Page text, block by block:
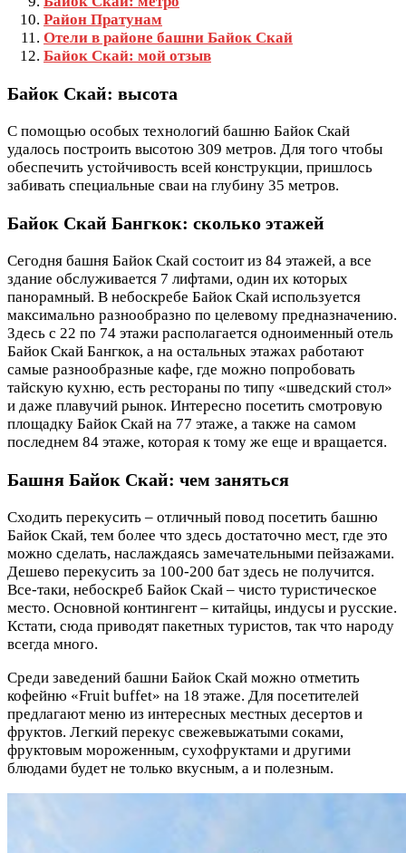
Район Пратунам
Отели в районе башни Байок Скай
Байок Скай: мой отзыв
Байок Скай: высота
С помощью особых технологий башню Байок Скай
удалось построить высотою 309 метров. Для того чтобы
обеспечить устойчивость всей конструкции, пришлось
забивать специальные сваи на глубину 35 метров.
Байок Скай Бангкок: сколько этажей
Сегодня башня Байок Скай состоит из 84 этажей, а все
здание обслуживается 7 лифтами, один их которых
панорамный. В небоскребе Байок Скай используется
максимально разнообразно по целевому предназначению.
Здесь с 22 по 74 этажи располагается одноименный отель
Байок Скай Бангкок, а на остальных этажах работают
самые разнообразные кафе, где можно попробовать
тайскую кухню, есть рестораны по типу «шведский стол»
и даже плавучий рынок. Интересно посетить смотровую
площадку Байок Скай на 77 этаже, а также на самом
последнем 84 этаже, которая к тому же еще и вращается.
Башня Байок Скай: чем заняться
Сходить перекусить – отличный повод посетить башню
Байок Скай, тем более что здесь достаточно мест, где это
можно сделать, наслаждаясь замечательными пейзажами.
Дешево перекусить за 100-200 бат здесь не получится.
Все-таки, небоскреб Байок Скай – чисто туристическое
место. Основной контингент – китайцы, индусы и русские.
Кстати, сюда приводят пакетных туристов, так что народу
всегда много.
Среди заведений башни Байок Скай можно отметить
кофейню «Fruit buffet» на 18 этаже. Для посетителей
предлагают меню из интересных местных десертов и
фруктов. Легкий перекус свежевыжатыми соками,
фруктовым мороженным, сухофруктами и другими
блюдами будет не только вкусным, а и полезным.